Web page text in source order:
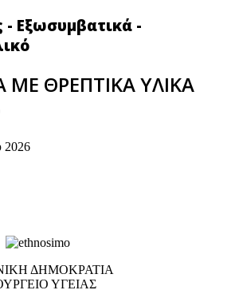
- Εξωσυμβατικά -
ΜΕ ΘΡΕΠΤΙΚΑ ΥΛΙΚΑ
2026
ΔΗΜΟΚΡΑΤΙΑ
ΥΓΕΙΑΣ